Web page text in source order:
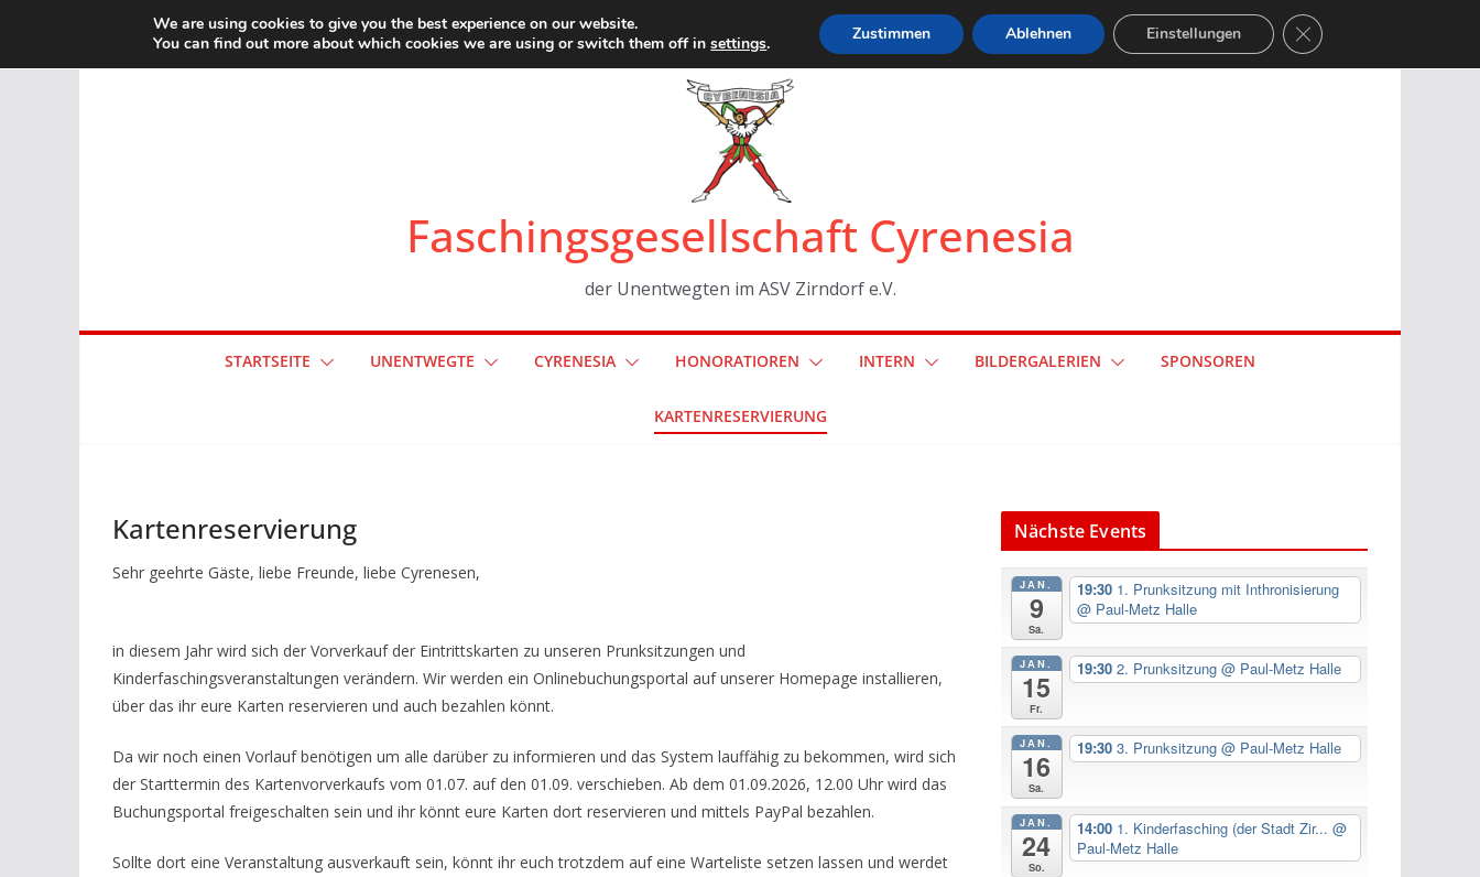
Faschingsgesellschaft Cyrenesia
der Unentwegten im ASV Zirndorf e.V.
STARTSEITE UNENTWEGTE CYRENESIA HONORATIOREN INTERN BILDERGALERIEN SPONSOREN
KARTENRESERVIERUNG
Kartenreservierung
Sehr geehrte Gäste, liebe Freunde, liebe Cyrenesen,
in diesem Jahr wird sich der Vorverkauf der Eintrittskarten zu unseren Prunksitzungen und
Kinderfaschingsveranstaltungen verändern. Wir werden ein Onlinebuchungsportal auf unserer Homepage installieren,
über das ihr eure Karten reservieren und auch bezahlen könnt.
Da wir noch einen Vorlauf benötigen um alle darüber zu informieren und das System lauffähig zu bekommen, wird sich
der Starttermin des Kartenvorverkaufs vom 01.07. auf den 01.09. verschieben. Ab dem 01.09.2026, 12.00 Uhr wird das
Buchungsportal freigeschalten sein und ihr könnt eure Karten dort reservieren und mittels PayPal bezahlen.
Sollte dort eine Veranstaltung ausverkauft sein, könnt ihr euch trotzdem auf eine Warteliste setzen lassen und werdet
Nächste Events
JAN.
9
Sa.
19:30 1. Prunksitzung mit Inthronisierung
@ Paul-Metz Halle
JAN.
15
Fr.
19:30 2. Prunksitzung @ Paul-Metz Halle
JAN.
16
Sa.
19:30 3. Prunksitzung @ Paul-Metz Halle
JAN.
24
So.
14:00 1. Kinderfasching (der Stadt Zir... @
Paul-Metz Halle
We are using cookies to give you the best experience on our website.
You can find out more about which cookies we are using or switch them off insettings. Zustimmen Ablehnen Einstellungen GDPR Cookie-Banner